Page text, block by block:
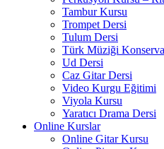
Tambur Kursu
Trompet Dersi
Tulum Dersi
Türk Müziği
Ud Dersi
Caz Gitar Dersi
Video Kurgu Eğitimi
Viyola Kursu
Yaratıcı Drama Dersi
Online Kurslar
Online Gitar Kursu